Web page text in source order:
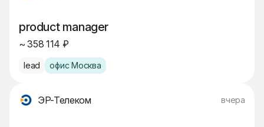
product manager
~ 358 114 ₽
lead офис Москва
ЭР-Телеком вчера